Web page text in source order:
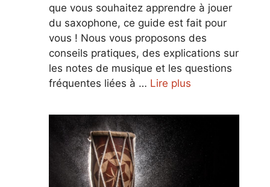
que vous souhaitez apprendre à jouer
du saxophone, ce guide est fait pour
vous ! Nous vous proposons des
conseils pratiques, des explications sur
les notes de musique et les questions
fréquentes liées à … Lire plus